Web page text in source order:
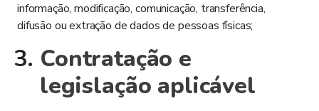
informação, modificação, comunicação, transferência,
difusão ou extração de dados de pessoas físicas;
Contratação e
legislação aplicável